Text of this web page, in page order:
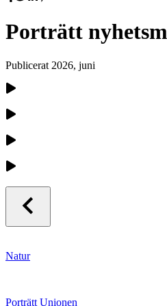
Porträtt
Publicerat 2026, juni
Natur
Porträtt Unionen